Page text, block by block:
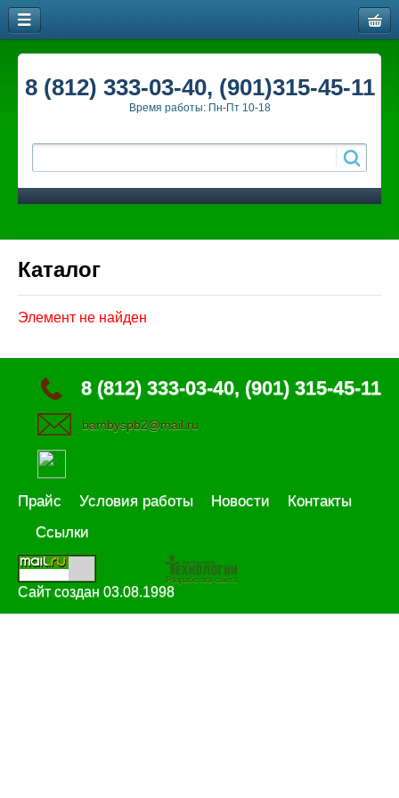
8 (812) 333-03-40, (901)315-45-11
Время работы: Пн-Пт 10-18
Каталог
Элемент не найден
8 (812) 333-03-40, (901) 315-45-11
bambyspb2@mail.ru
Прайс Условия работы Новости
Контакты
Ссылки
Разработка сайта
Сайт создан 03.08.1998